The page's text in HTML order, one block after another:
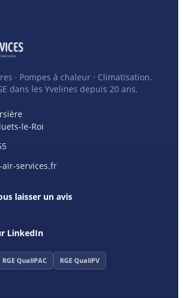
· Pompes à chaleur · Climatisation.
dans les Yvelines depuis 20 ans.
le-Roi
air-services.fr
laisser un avis
LinkedIn
RGE QualiPAC RGE QualiPV